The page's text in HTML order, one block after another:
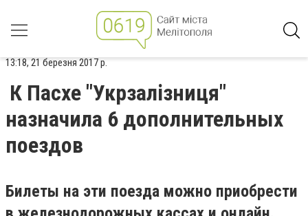
13:18, 21 березня 2017 р.
К Пасхе "Укрзалізниця"
назначила 6 дополнительных
поездов
Билеты на эти поезда можно приобрести